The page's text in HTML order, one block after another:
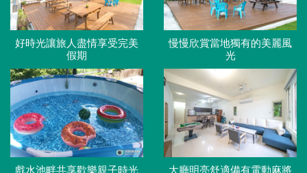
好時光讓旅人盡情享受完美
假期
慢慢欣賞當地獨有的美麗風
光
戲水池畔共享歡樂親子時光
大廳明亮舒適備有電動麻將